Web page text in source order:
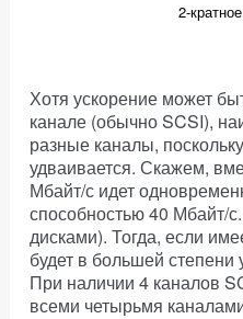
2-
Хотя ускорение может
канале (обычно SCSI),
разные каналы,
удваивается. Скажем,
Мбайт/с идет
способностью 40 Мбайт/
дисками). Тогда, если
будет в большей степени
При наличии 4 каналов
всеми четырьмя